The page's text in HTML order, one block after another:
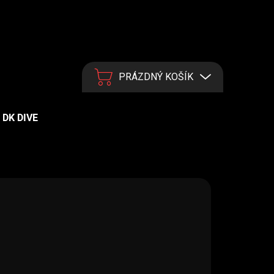
NÁKUPNÍ KOŠÍK
PRÁZDNÝ KOŠÍK
DK DIVE